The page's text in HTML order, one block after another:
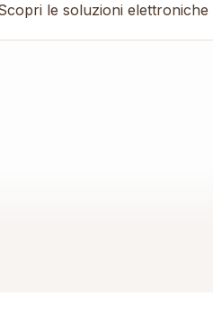
le soluzioni